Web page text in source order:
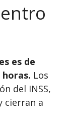
es de
horas. Los
del INSS,
cierran a